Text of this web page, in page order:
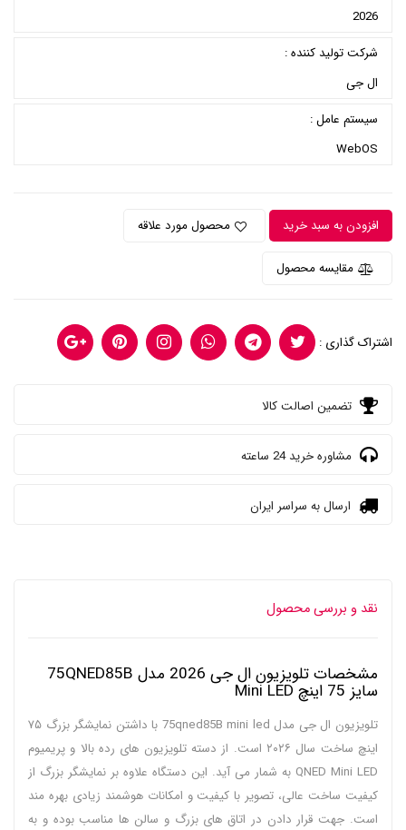
2026
شرکت تولید کننده :
ال جی
سیستم عامل :
WebOS
افزودن به سبد خرید محصول مورد علاقه
مقایسه محصول
اشتراک گذاری :
تضمین اصالت کالا
مشاوره خرید 24 ساعته
ارسال به سراسر ایران
نقد و بررسی محصول
مشخصات تلویزیون ال جی 2026 مدل 75QNED85B
سایز 75 اینچ Mini LED
تلویزیون ال جی مدل 75qned85B mini led با داشتن نمایشگر بزرگ ۷۵
اینچ ساخت سال ۲۰۲۶ است. از دسته تلویزیون های رده بالا و پریمیوم
QNED Mini LED به شمار می آید. این دستگاه علاوه بر نمایشگر بزرگ از
کیفیت ساخت عالی، تصویر با کیفیت و امکانات هوشمند زیادی بهره مند
است. جهت قرار دادن در اتاق های بزرگ و سالن ها مناسب بوده و به